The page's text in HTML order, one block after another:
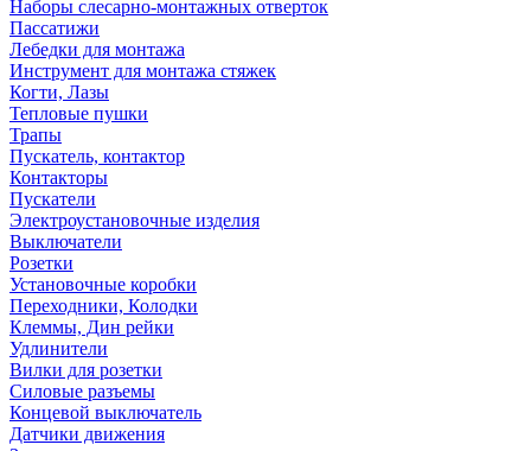
Наборы слесарно-монтажных отверток
Пассатижи
Лебедки для монтажа
Инструмент для монтажа стяжек
Когти, Лазы
Тепловые пушки
Трапы
Пускатель, контактор
Контакторы
Пускатели
Электроустановочные изделия
Выключатели
Розетки
Установочные коробки
Переходники, Колодки
Клеммы, Дин рейки
Удлинители
Вилки для розетки
Силовые разъемы
Концевой выключатель
Датчики движения